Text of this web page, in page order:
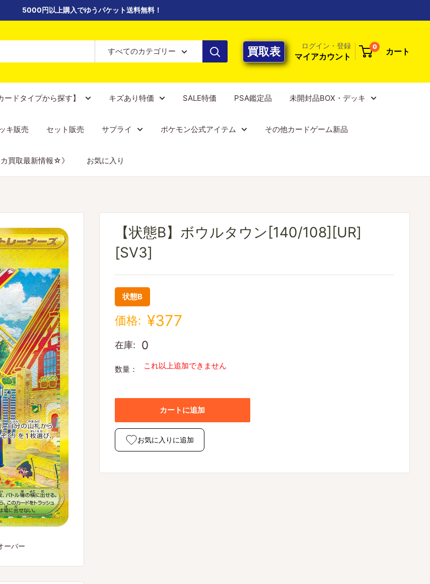
5000円以上購入でゆうパケット送料無料！
すべてのカテゴリー 買取表 ログイン・登録
マイアカウント
0 カート
ードタイプから探す】 キズあり特価 SALE特価 PSA鑑定品 未開封品BOX・デッキ
キ販売 セット販売 サプライ ポケモン公式アイテム その他カードゲーム新品
買取最新情報☆》 お気に入り
ーバー
【状態B】ボウルタウン[140/108][UR]
[SV3]
状態B
価格: ¥377
在庫: 0
数量： これ以上追加できません
カートに追加
お気に入りに追加